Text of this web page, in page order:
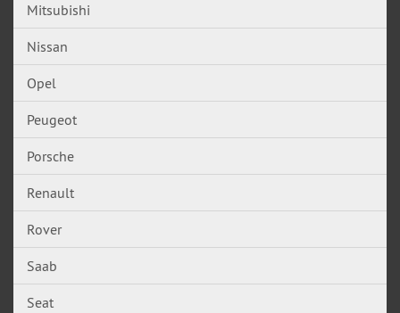
Mitsubishi
Nissan
Opel
Peugeot
Porsche
Renault
Rover
Saab
Seat